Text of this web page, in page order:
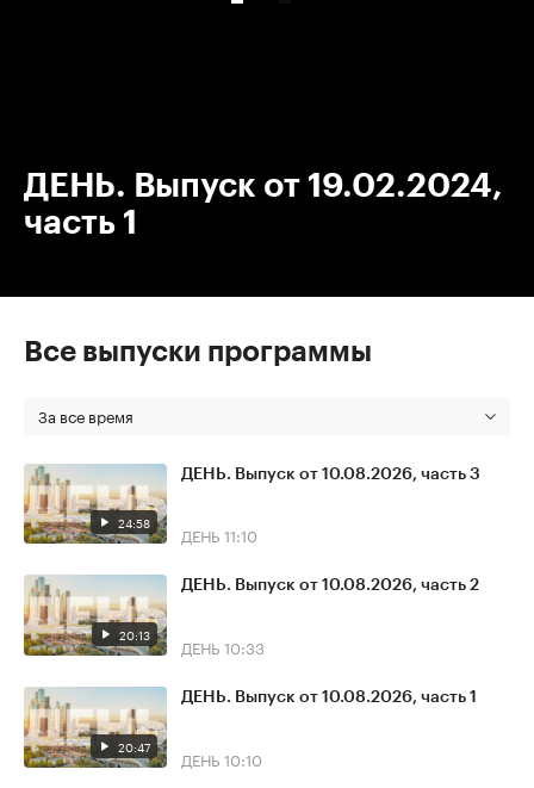
ДЕНЬ. Выпуск от 19.02.2024,
часть 1
Все выпуски программы
За все время
24:58
ДЕНЬ. Выпуск от 10.08.2026, часть 3
ДЕНЬ 11:10
20:13
ДЕНЬ. Выпуск от 10.08.2026, часть 2
ДЕНЬ 10:33
20:47
ДЕНЬ. Выпуск от 10.08.2026, часть 1
ДЕНЬ 10:10